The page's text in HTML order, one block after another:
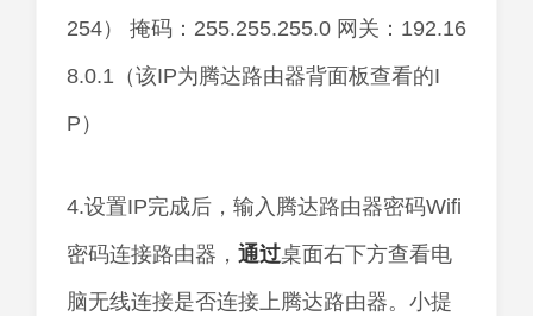
254） 掩码：255.255.255.0 网关：192.16
8.0.1（该IP为腾达路由器背面板查看的I
P）
4.设置IP完成后，输入腾达路由器密码Wifi
密码连接路由器， 通过桌面右下方查看电
脑无线连接是否连接上腾达路由器。小提